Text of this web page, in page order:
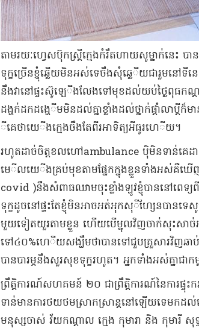
តាមរយៈ​ហ្វេ​ស​ប៊ុ​ក​ស្ត្រី​ក្មេង​កំ​រឹត​ហាយ​សូ​ម្នាក់នេះ
ទុក្ខ​ច្រើន​ខ្ញុំ​ឆ្លើយ​មិន​អស់​ទេ​ចឹ​ង​សុំ​ឆ្លេ​ី​យ​ជារួម​នៅទី
នឹង​វា​នៅផ្ទះ​ស៊ូ​ឡេ​ី​ង​លែង​ទៅមុខ​ដល់​យប់​ថ្ងៃ​ពុធ​កណ្ត
ដង្ហក់​ដក​ដ​ង្ហេ​ី​ម​មិន​ដល់​គ្នា​ខ្លាំង​ដល់​ថ្នាក់​ផ្តាំ​លា​ប្តី​ក៏
ី​គេ​ថា​យេ​ី​ង​ក្មេង​ចឹ​ង​តែ​ពីរ​អាទិត្យ​អី​ធូរ​ហេ​ី​យ​។
រហូត​ដាច់ចិត្ត​ខ​ល​ហៅ​ambulance ប៉ិមិនទាន់​គេ​
មេ​ី​ល​យេ​ី​ង​គ្រប់មុខ​តាម​ផ្នែក​ក្នុង​ខ្លួន​ទាំងអស់​គឺ​ឃើ
covid )​នឹង​សំពាធ​ឈាម​ចុះ​ខ្លាំង​ឡូ​វ​ខ្ញុំ​បាន​នៅ​ពេទ្យ​
ទុក្ខ​ដូច​នៅផ្ទះ​តែ​ខ្ញុំ​មិនអាច​អត់​អុក​សុ​ី​ហ្សែ​ន​បានទ
មួយទៀត​យួរ​តាម​ខ្លួន ហើយ​បើម្ជុល​វិញ​ចាក់​សុះស
ទៅ​៤០%​ហេ​ី​យ​សង្ឃឹមថា​បាន​ទៅ​ជួប​គ្រួសារ​វិញ​ឆា
បាន​បារម្ភ​នឹង​សួរសុខទុក្ខ​រហូត​។ អ្នក​ទាំងអស់គ្នា​ជា​ក
ព្រឹត្តិការណ៍​សហគមន៍ ២០ ជា​ព្រឹត្តិការណ៍​នៃ​ការផ្ទុះ​
ទាន់​មានការ​ថយ​ថម​ស្រាកស្រាន្ត​នៅឡើយ​ទេ​មកដល់
មនុស្ស​ចាស់ វ័យ​កណ្តាល ក្មេង កុមារា និង កុមារី សុ